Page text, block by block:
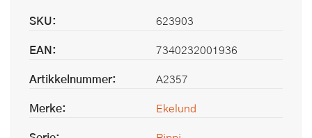
SKU:
623903
EAN:
7340232001936
Artikkelnummer:
A2357
Merke:
Ekelund